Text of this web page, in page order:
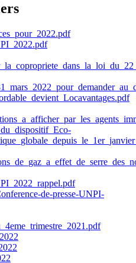
de-presse-UNPI-